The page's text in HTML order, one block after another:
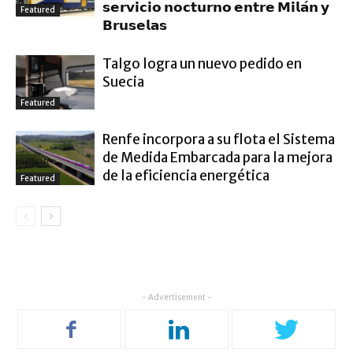
Featured
𝘀𝗲𝗿𝘃𝗶𝗰𝗶𝗼 𝗻𝗼𝗰𝘁𝘂𝗿𝗻𝗼 𝗲𝗻𝘁𝗿𝗲 𝗠𝗶𝗹𝗮́𝗻 𝘆
𝗕𝗿𝘂𝘀𝗲𝗹𝗮𝘀
Featured
Talgo logra un nuevo pedido en
Suecia
Featured
Renfe incorpora a su flota el Sistema
de Medida Embarcada para la mejora
de la eficiencia energética
- Advertisement -